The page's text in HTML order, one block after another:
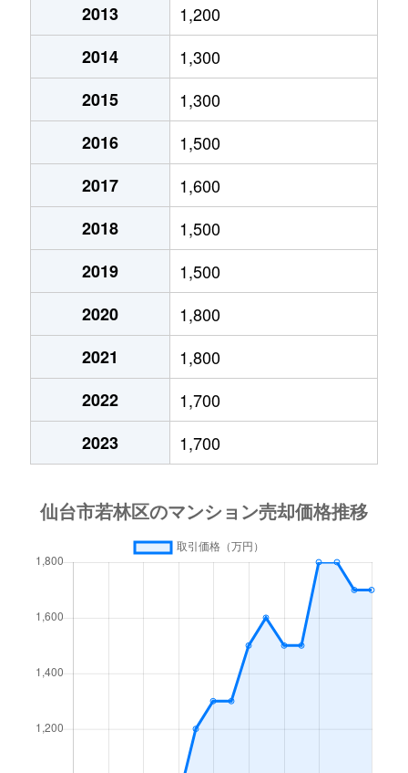
380万円 仙台
400万円 宮城野通
4,300万円 宮城野通
530万円 愛宕橋
1,400万円 愛宕橋
1,500万円 愛宕橋
遠見塚
1,700万円 薬師堂(宮城)
1,400万円 卸町(宮城)
1,700万円 卸町(宮城)
2,200万円 薬師堂(宮城)
1,000万円 薬師堂(宮城)
中倉
2,700万円 薬師堂(宮城)
徒歩15分
2,000万円 薬師堂(宮城)
徒歩8分
古城
河原町(宮城)
古城
河原町(宮城)
2,300万円
2,100万円
2013
1,200
2014
1,300
2015
1,300
2016
1,500
2017
1,600
2018
1,500
2019
1,500
2020
1,800
2021
1,800
2022
1,700
2023
1,700